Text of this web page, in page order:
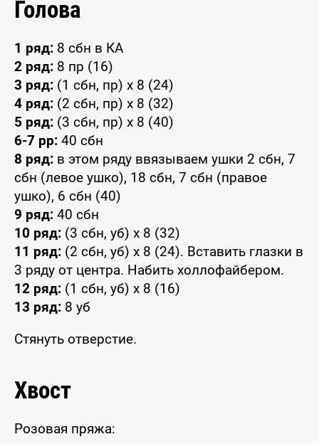
Голова
1 ряд: 8 сбн в КА
2 ряд: 8 пр (16)
3 ряд: (1 сбн, пр) х 8 (24)
4 ряд: (2 сбн, пр) х 8 (32)
5 ряд: (3 сбн, пр) х 8 (40)
6-7 pp: 40 сбн
8 ряд: в этом ряду ввязываем ушки 2 сбн, 7
сбн (левое ушко), 18 сбн, 7 сбн (правое
ушко), 6 сбн (40)
9 ряд: 40 сбн
10 ряд: (3 сбн, уб) х 8 (32)
11 ряд: (2 сбн, уб) х 8 (24). Вставить глазки в
3 ряду от центра. Набить холлофайбером.
12 ряд: (1 сбн, уб) х 8 (16)
13 ряд: 8 уб
Стянуть отверстие.
Хвост
Розовая пряжа: